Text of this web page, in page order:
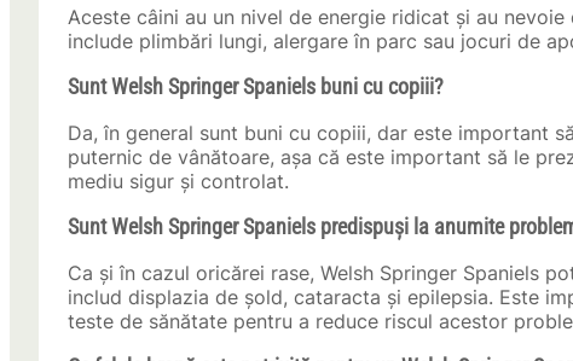
Aceste câini au un nivel de energie ridicat și au
include plimbări lungi, alergare în parc sau jocuri de
Sunt Welsh Springer Spaniels buni cu copiii?
Da, în general sunt buni cu copiii, dar este important
puternic de vânătoare, așa că este important să le
mediu sigur și controlat.
Sunt Welsh Springer Spaniels predispuși la anumite
Ca și în cazul oricărei rase, Welsh Springer Spaniels
includ displazia de șold, cataracta și epilepsia. Este
teste de sănătate pentru a reduce riscul acestor